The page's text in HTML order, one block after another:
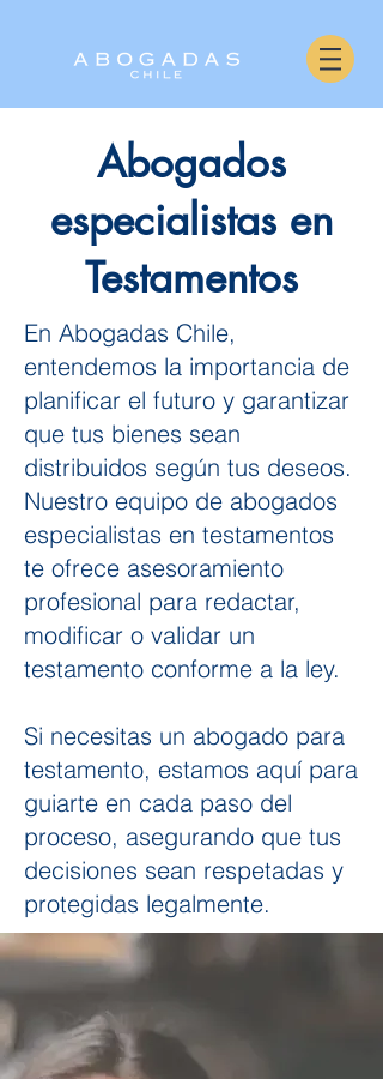
Abogados
especialistas en
Testamentos
En Abogadas Chile,
entendemos la importancia de
planificar el futuro y garantizar
que tus bienes sean
distribuidos según tus deseos.
Nuestro equipo de abogados
especialistas en testamentos
te ofrece asesoramiento
profesional para redactar,
modificar o validar un
testamento conforme a la ley.
Si necesitas un abogado para
testamento, estamos aquí para
guiarte en cada paso del
proceso, asegurando que tus
decisiones sean respetadas y
protegidas legalmente.